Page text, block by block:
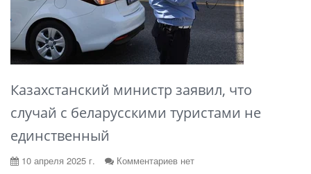
Казахстанский министр заявил, что
случай с беларусскими туристами не
единственный
10 апреля 2025 г.
Комментариев нет